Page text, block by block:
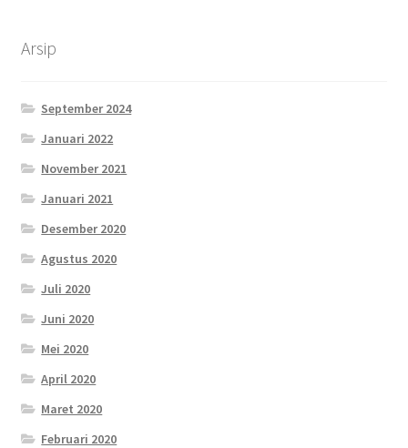
Arsip
September 2024
Januari 2022
November 2021
Januari 2021
Desember 2020
Agustus 2020
Juli 2020
Juni 2020
Mei 2020
April 2020
Maret 2020
Februari 2020